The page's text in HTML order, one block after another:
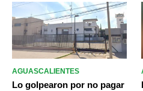
AGUASCALIENTES
Lo golpearon por no pagar